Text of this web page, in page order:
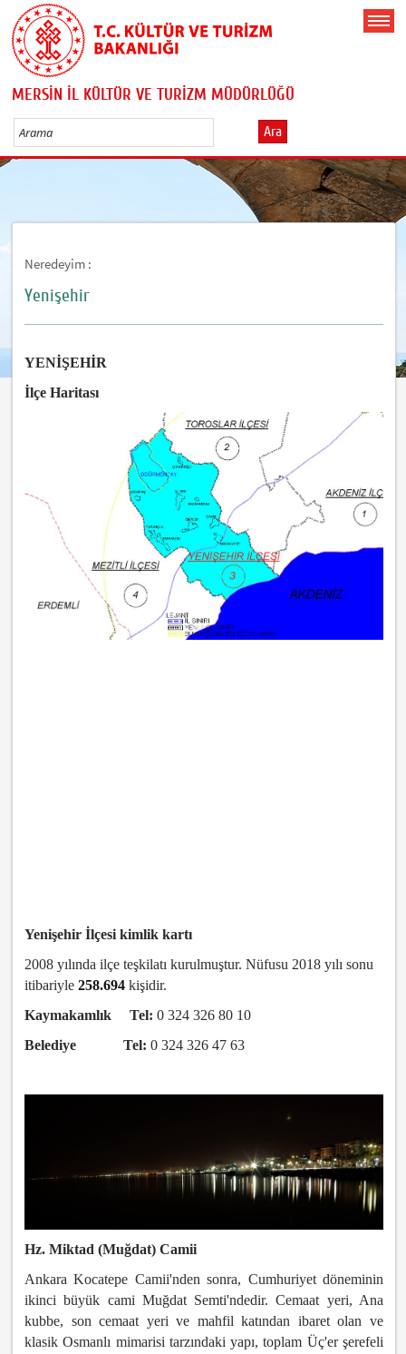
MERSİN İL KÜLTÜR VE TURİZM MÜDÜRLÜĞÜ
Ara
Neredeyim :
Yenişehir
YENİŞEHİR
İlçe Haritası
Yenişehir İlçesi kimlik kartı
2008 yılında ilçe teşkilatı kurulmuştur. Nüfusu 2018 yılı sonu
itibariyle258.694 kişidir.
Kaymakamlık Tel:0 324 326 80 10
Belediye Tel:0 324 326 47 63
Hz. Miktad (Muğdat) Camii
Ankara Kocatepe Camii'nden sonra, Cumhuriyet döneminin
ikinci büyük cami Muğdat Semti'ndedir. Cemaat yeri, Ana
kubbe, son cemaat yeri ve mahfil katından ibaret olan ve
klasik Osmanlı mimarisi tarzındaki yapı, toplam Üç'er şerefeli